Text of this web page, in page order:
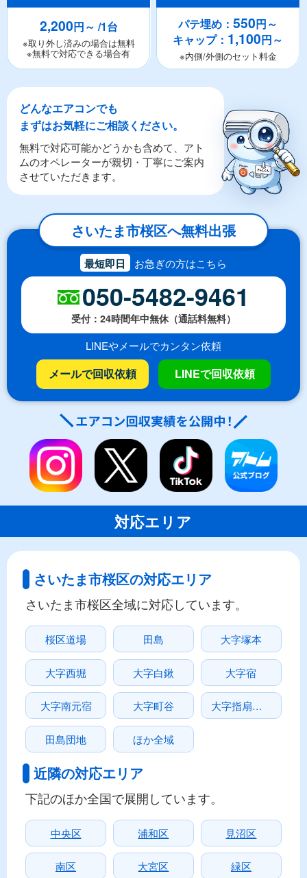
2,200円～ /1台
※取り外し済みの場合は無料
※無料で対応できる場合有
パテ埋め：550円～
キャップ： 1,100円～
※内側/外側のセット料金
どんなエアコンでも
まずはお気軽にご相談ください。
無料で対応可能かどうかも含めて、アト
ムのオペレーターが親切・丁寧にご案内
させていただきます。
さいたま市桜区へ無料出張
最短即日 お急ぎの方はこちら
050-5482-9461
受付：24時間年中無休（通話料無料）
LINEやメールでカンタン依頼
メールで回収依頼 LINEで回収依頼
対応エリア
さいたま市桜区の対応エリア
さいたま市桜区全域に対応しています。
桜区道場 田島 大字塚本
大字西堀 大字白鍬 大字宿
大字南元宿 大字町谷 大字指扇領辻
田島団地 ほか全域
近隣の対応エリア
下記のほか全国で展開しています。
中央区 浦和区 見沼区
南区 大宮区 緑区